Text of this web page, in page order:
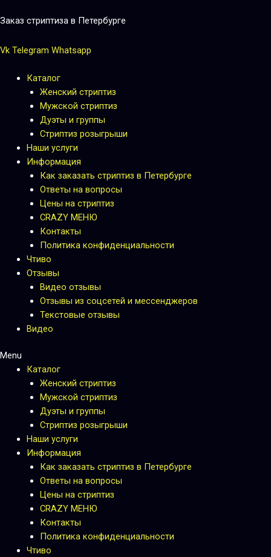
к
Заказ стриптиза в Петербурге
Vk Telegram Whatsapp
Каталог
Женский стриптиз
Мужской стриптиз
Дуэты и группы
Стриптиз розыгрыши
Наши услуги
Информация
Как заказать стриптиз в Петербурге
Ответы на вопросы
Цены на стриптиз
CRAZY МЕНЮ
Контакты
Политика конфиденциальности
Чтиво
Отзывы
Видео отзывы
Отзывы из соцсетей и мессенджеров
Текстовые отзывы
Видео
Menu
Каталог
Женский стриптиз
Мужской стриптиз
Дуэты и группы
Стриптиз розыгрыши
Наши услуги
Информация
Как заказать стриптиз в Петербурге
Ответы на вопросы
Цены на стриптиз
CRAZY МЕНЮ
Контакты
Политика конфиденциальности
Чтиво